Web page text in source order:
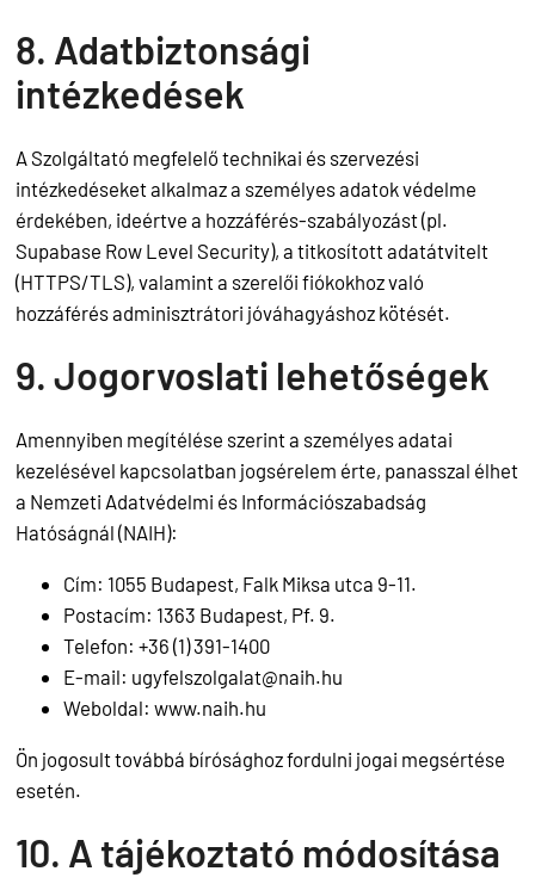
8. Adatbiztonsági
intézkedések
A Szolgáltató megfelelő technikai és szervezési
intézkedéseket alkalmaz a személyes adatok védelme
érdekében, ideértve a hozzáférés-szabályozást (pl.
Supabase Row Level Security), a titkosított adatátvitelt
(HTTPS/TLS), valamint a szerelői fiókokhoz való
hozzáférés adminisztrátori jóváhagyáshoz kötését.
9. Jogorvoslati lehetőségek
Amennyiben megítélése szerint a személyes adatai
kezelésével kapcsolatban jogsérelem érte, panasszal élhet
a Nemzeti Adatvédelmi és Információszabadság
Hatóságnál (NAIH):
Cím: 1055 Budapest, Falk Miksa utca 9-11.
Postacím: 1363 Budapest, Pf. 9.
Telefon: +36 (1) 391-1400
E-mail: ugyfelszolgalat@naih.hu
Weboldal: www.naih.hu
Ön jogosult továbbá bírósághoz fordulni jogai megsértése
esetén.
10. A tájékoztató módosítása